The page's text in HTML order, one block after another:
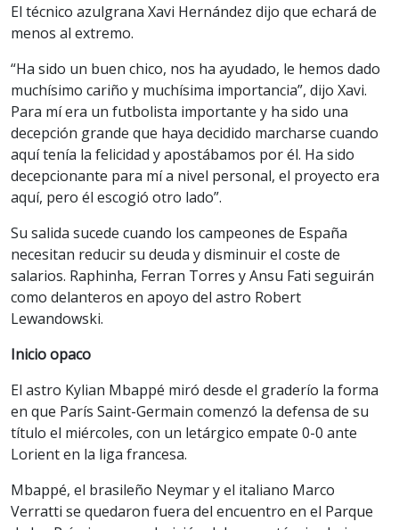
El técnico azulgrana Xavi Hernández dijo que echará de
menos al extremo.
“Ha sido un buen chico, nos ha ayudado, le hemos dado
muchísimo cariño y muchísima importancia”, dijo Xavi.
Para mí era un futbolista importante y ha sido una
decepción grande que haya decidido marcharse cuando
aquí tenía la felicidad y apostábamos por él. Ha sido
decepcionante para mí a nivel personal, el proyecto era
aquí, pero él escogió otro lado”.
Su salida sucede cuando los campeones de España
necesitan reducir su deuda y disminuir el coste de
salarios. Raphinha, Ferran Torres y Ansu Fati seguirán
como delanteros en apoyo del astro Robert
Lewandowski.
Inicio opaco
El astro Kylian Mbappé miró desde el graderío la forma
en que París Saint-Germain comenzó la defensa de su
título el miércoles, con un letárgico empate 0-0 ante
Lorient en la liga francesa.
Mbappé, el brasileño Neymar y el italiano Marco
Verratti se quedaron fuera del encuentro en el Parque